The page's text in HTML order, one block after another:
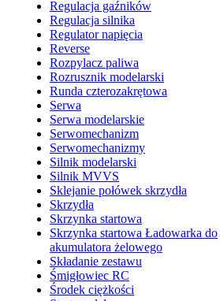
Regulacja gaźników
Regulacja silnika
Regulator napięcia
Reverse
Rozpylacz paliwa
Rozrusznik modelarski
Runda czterozakrętowa
Serwa
Serwa modelarskie
Serwomechanizm
Serwomechanizmy
Silnik modelarski
Silnik MVVS
Sklejanie połówek skrzydła
Skrzydła
Skrzynka startowa
Skrzynka startowa Ładowarka do
akumulatora żelowego
Składanie zestawu
Śmigłowiec RC
Środek ciężkości